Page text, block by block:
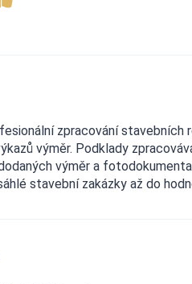
zpracování
výměr. Podklady
výměr a
stavební zakázky až do